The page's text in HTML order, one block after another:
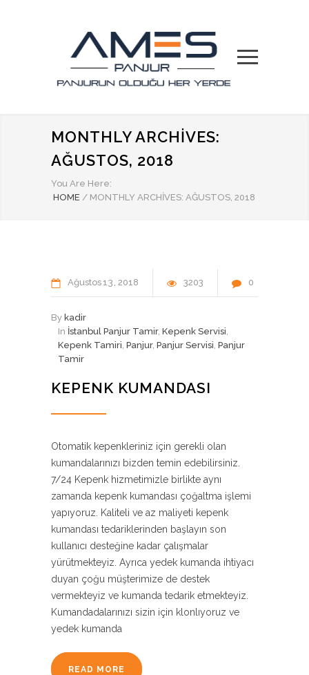
MONTHLY ARCHIVES:
AĞUSTOS, 2018
You Are Here:
HOME / MONTHLY ARCHIVES: AĞUSTOS, 2018
Ağustos13 2018 3203 0
By kadir
In İstanbul Panjur Tamir, Kepenk Servisi,
Kepenk Tamiri, Panjur, Panjur Servisi, Panjur
Tamir
KEPENK KUMANDASI
Otomatik kepenkleriniz için gerekli olan
kumandalarınızı bizden temin edebilirsiniz.
7/24 Kepenk hizmetimizle birlikte aynı
zamanda kepenk kumandası çoğaltma işlemi
yapıyoruz. Kaliteli ve az maliyeti kepenk
kumandası tedariklerinden başlayın son
kullanıcı desteğine kadar çalışmalar
yürütmekteyiz. Ayrıca yedek kumanda ihtiyacı
duyan çoğu müşterimize de destek
vermekteyiz ve kumanda tedarik etmekteyiz.
Kumandadalarınızı sizin için klonlıyoruz ve
yedek kumanda
READ MORE